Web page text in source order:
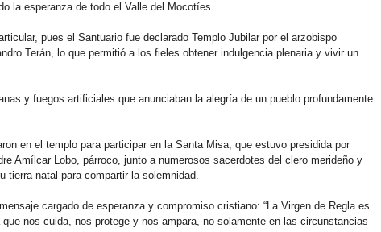
la esperanza de todo el Valle del Mocotíes
pues el Santuario fue declarado Templo Jubilar por el arzobispo
Terán, lo que permitió a los fieles obtener indulgencia plenaria y vivir un
y fuegos artificiales que anunciaban la alegría de un pueblo profundamente
en el templo para participar en la Santa Misa, que estuvo presidida por
Amílcar Lobo, párroco, junto a numerosos sacerdotes del clero merideño y
tierra natal para compartir la solemnidad.
cargado de esperanza y compromiso cristiano: “La Virgen de Regla es
nos cuida, nos protege y nos ampara, no solamente en las circunstancias